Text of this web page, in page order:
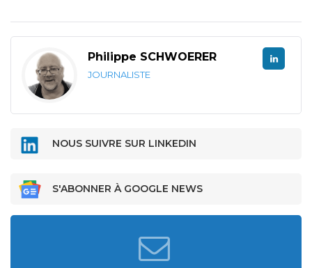
Philippe SCHWOERER
JOURNALISTE
NOUS SUIVRE SUR LINKEDIN
S'ABONNER À GOOGLE NEWS